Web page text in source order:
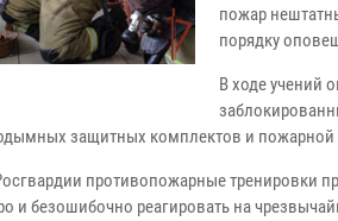
пожар
порядку
В ходе учений
защитных комплектов и пожарной
противопожарные тренировки
и безошибочно реагировать на